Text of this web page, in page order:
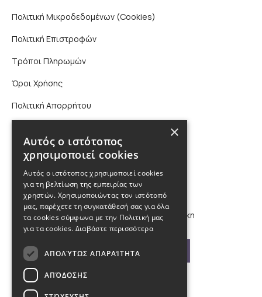
Πολιτική Μικροδεδομένων (Cookies)
Πολιτική Επιστροφών
Τρόποι Πληρωμών
Όροι Χρήσης
Πολιτική Απορρήτου
210 9880988, 2310 224 460
info@kybosonline.gr
Εθνικής Αμύνης 44, 54621, Θεσσαλονίκη
Βρείτε μας στο χάρτη
×
Αυτός ο ιστότοπος
χρησιμοποιεί cookies
Αυτός ο ιστότοπος χρησιμοποιεί cookies
για τη βελτίωση της εμπειρίας των
χρηστών. Χρησιμοποιώντας τον ιστότοπό
μας, παρέχετε τη συγκατάθεσή σας για όλα
τα cookies σύμφωνα με την Πολιτική μας
για τα cookies. Διαβάστε περισσότερα
ΑΠΟΛΎΤΩΣ ΑΠΑΡΑΊΤΗΤΑ
ΑΠΌΔΟΣΗΣ